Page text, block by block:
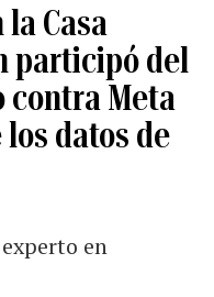
Casa
participó del
Meta
datos de
en